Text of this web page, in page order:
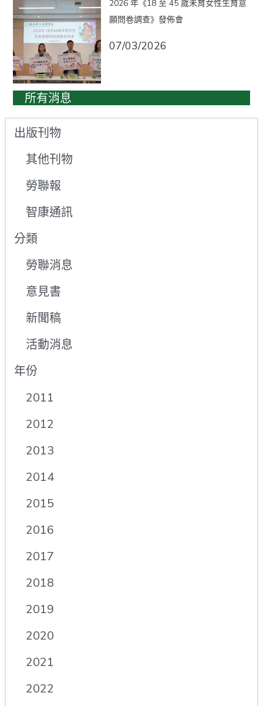
2026 年《18 至 45 歲未育女性生育意
願問卷調查》發佈會
07/03/2026
所有消息
出版刊物
其他刊物
勞聯報
智康通訊
分類
勞聯消息
意見書
新聞稿
活動消息
年份
2011
2012
2013
2014
2015
2016
2017
2018
2019
2020
2021
2022